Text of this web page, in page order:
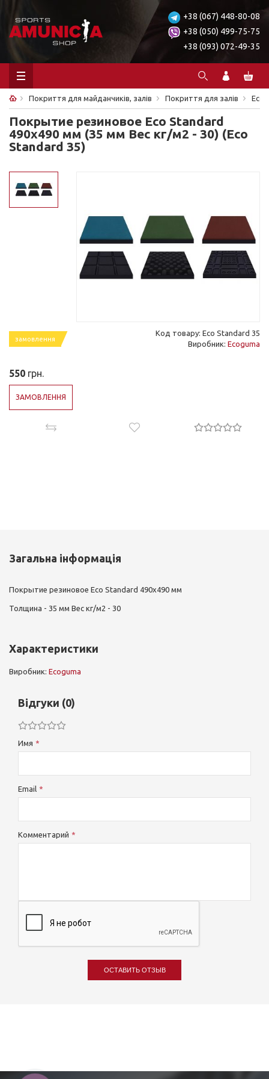
+38 (067) 448-80-08
+38 (050) 499-75-75
+38 (093) 072-49-35
Покриття для майданчиків, залів Покриття для залів
Покрытие резиновое Eco Standard
490х490 мм (35 мм Вес кг/м2 - 30) (Eco
Standard 35)
замовлення
Код товару: Eco Standard 35
Виробник: Ecoguma
550 грн.
ЗАМОВЛЕННЯ
Загальна інформація
Покрытие резиновое Eco Standard 490х490 мм
Толщина - 35 мм Вес кг/м2 - 30
Характеристики
Виробник: Ecoguma
Відгуки (0)
Имя
Email
Комментарий
ОСТАВИТЬ ОТЗЫВ